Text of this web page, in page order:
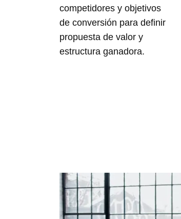
competidores y objetivos
de conversión para definir
propuesta de valor y
estructura ganadora.